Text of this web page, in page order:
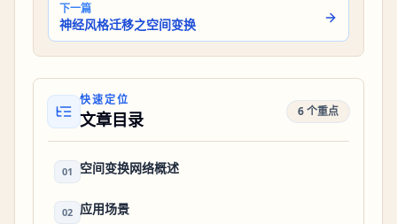
下一篇
神经风格迁移之空间变换
快速定位
文章目录 6 个重点
01 空间变换网络概述
02 应用场景